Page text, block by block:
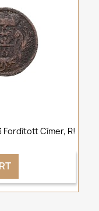
Fordított Címer, R!